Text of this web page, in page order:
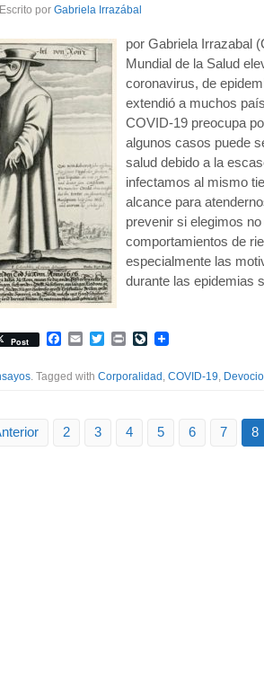
Escrito por Gabriela Irrazábal
por Gabriela Irrazabal
Mundial de la Salud
coronavirus, de
extendió a muchos
COVID-19 preocupa
algunos casos puede
salud debido a la
infectamos al mismo
alcance para
prevenir si elegimos
comportamientos de
especialmente las
durante las epidemias
Post Facebook
EmailTwitterPrintLiveJournal
. Tagged with Corporalidad , COVID-19,
2 3 4 5 6 7 8